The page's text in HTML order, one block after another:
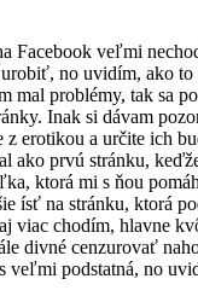
Facebook veľmi
no uvidím, ako
mal problémy, tak sa
Inak si dávam
z erotikou a určite ich
ako prvú stránku,
ktorá mi s ňou
ísť na stránku, ktorá
viac chodím, hlavne
divné cenzurovať
veľmi podstatná, no